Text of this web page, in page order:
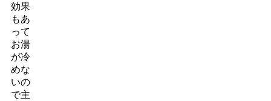
効果
もあ
って
お湯
が冷
めな
いの
で主